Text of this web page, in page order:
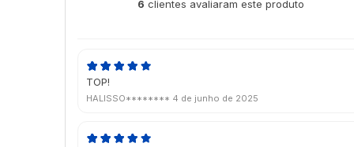
6 clientes avaliaram este produto
TOP!
HALISSO******** 4 de junho de 2025